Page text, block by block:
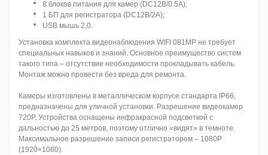
8 блоков питания для камер (DC12В/0.5А);
1 БП для регистратора (DC12В/2A);
USB мышь 2,0.
Установка комплекта видеонаблюдения WIFI 081MP не требует
специальных навыков и знаний. Основное преимущество систем
такого типа – отсутствие необходимости прокладывать кабель.
Монтаж можно провести без вреда для ремонта.
Камеры изготовлены в металлическом корпусе стандарта IP66,
предназначены для уличной установки. Разрешение видеокамер
720Р. Устройства оснащены инфракрасной подсветкой с
дальностью до 25 метров, поэтому отлично «видят» в темноте.
Максимальное разрешение записи регистратором – 1080P
(1920×1080).